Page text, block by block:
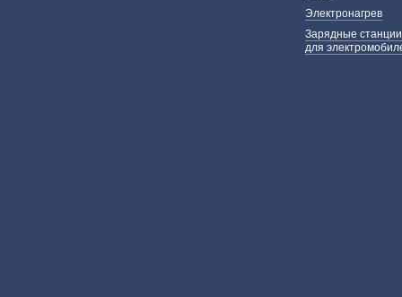
Электронагрев
Зарядные станции
для